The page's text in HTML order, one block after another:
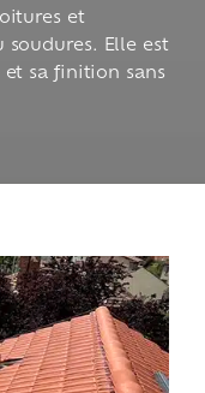
et
Elle est
sa finition sans